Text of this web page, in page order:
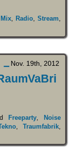
Mix, Radio,Stream,
Nov. 19th, 2012
Freeparty
Noise
,Traumfabrik